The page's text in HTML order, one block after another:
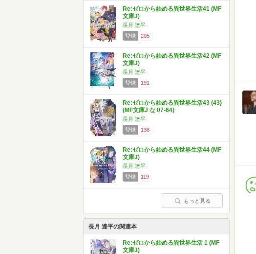
Re:ゼロから始める異世界生活41 (MF
文庫J)
長月 達平
登録
205
Re:ゼロから始める異世界生活42 (MF
文庫J)
長月 達平
登録
191
Re:ゼロから始める異世界生活43 (43)
(MF文庫J な 07-64)
長月 達平
登録
138
Re:ゼロから始める異世界生活44 (MF
文庫J)
長月 達平
登録
119
もっと見る
長月 達平の関連本
Re:ゼロから始める異世界生活 1 (MF
文庫J)